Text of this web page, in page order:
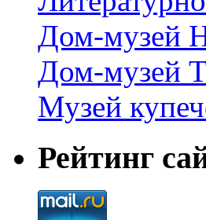
Дом-музей
Дом-музей
Музей
Рейтинг